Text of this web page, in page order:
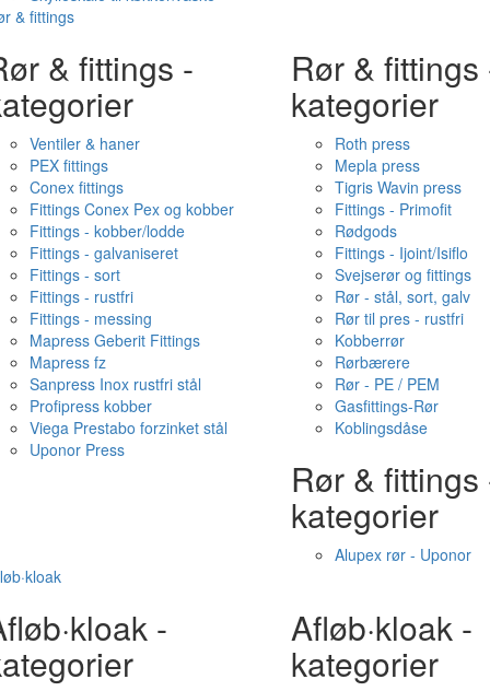
& fittings
& fittings -
Ventiler & haner
PEX fittings
Conex fittings
Fittings Conex Pex og kobber
Fittings - kobber/lodde
Fittings - galvaniseret
Fittings - sort
Fittings - rustfri
Fittings - messing
Mapress Geberit Fittings
Mapress fz
Sanpress Inox rustfri stål
Profipress kobber
Viega Prestabo forzinket stål
Uponor Press
Rør & fittings
kategorier
Roth press
Mepla press
Tigris Wavin press
Fittings - Primofit
Rødgods
Fittings - Ijoint/Isiflo
Svejserør og fittings
Rør - stål, sort, galv
Rør til pres - rustfri
Kobberrør
Rørbærere
Rør - PE / PEM
Gasfittings-Rør
Koblingsdåse
Rør & fittings
kategorier
Alupex rør - Uponor
- Afløb·kloak -
kategorier